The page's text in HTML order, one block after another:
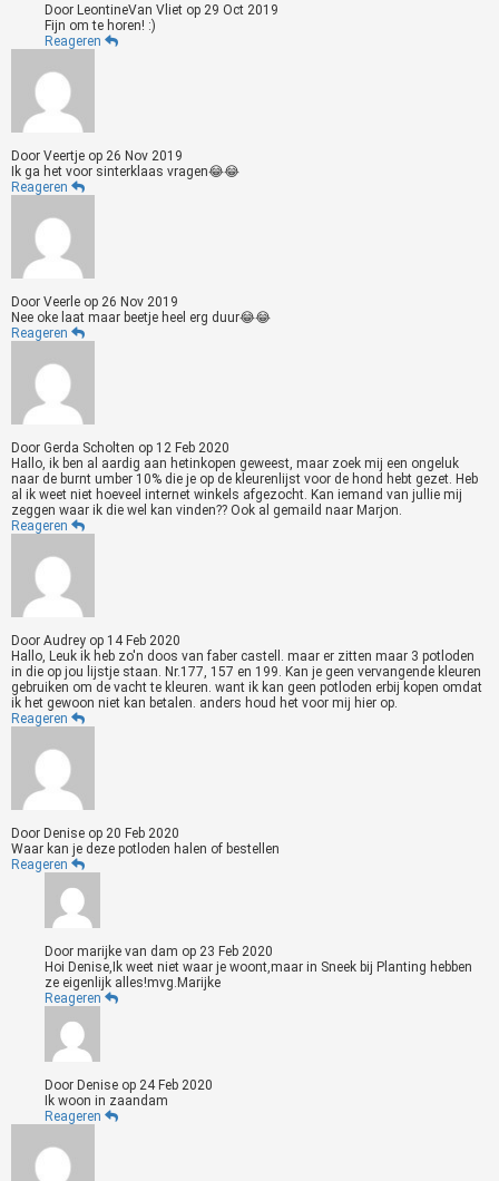
Door LeontineVan Vliet op 29 Oct 2019
Fijn om te horen! :)
Reageren
Door Veertje op 26 Nov 2019
Ik ga het voor sinterklaas vragen😂😂
Reageren
Door Veerle op 26 Nov 2019
Nee oke laat maar beetje heel erg duur😂😂
Reageren
Door Gerda Scholten op 12 Feb 2020
Hallo, ik ben al aardig aan hetinkopen geweest, maar zoek mij een ongeluk
naar de burnt umber 10% die je op de kleurenlijst voor de hond hebt gezet. Heb
al ik weet niet hoeveel internet winkels afgezocht. Kan iemand van jullie mij
zeggen waar ik die wel kan vinden?? Ook al gemaild naar Marjon.
Reageren
Door Audrey op 14 Feb 2020
Hallo, Leuk ik heb zo'n doos van faber castell. maar er zitten maar 3 potloden
in die op jou lijstje staan. Nr.177, 157 en 199. Kan je geen vervangende kleuren
gebruiken om de vacht te kleuren. want ik kan geen potloden erbij kopen omdat
ik het gewoon niet kan betalen. anders houd het voor mij hier op.
Reageren
Door Denise op 20 Feb 2020
Waar kan je deze potloden halen of bestellen
Reageren
Door marijke van dam op 23 Feb 2020
Hoi Denise,Ik weet niet waar je woont,maar in Sneek bij Planting hebben
ze eigenlijk alles!mvg.Marijke
Reageren
Door Denise op 24 Feb 2020
Ik woon in zaandam
Reageren